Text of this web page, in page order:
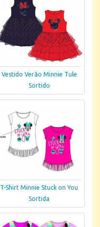
Vestido Verão Minnie Tule
Sortido
T-Shirt Minnie Stuck on You
Sortida